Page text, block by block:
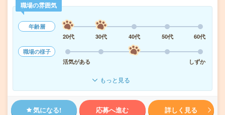
職場の雰囲気
年齢層
20代
30代 40代 50代
60代
職場の様子
活気がある
しずか
もっと見る
気になる! 応募へ進む 詳しく見る